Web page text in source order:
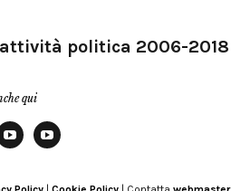
politica 2006-2018
qui
Modena